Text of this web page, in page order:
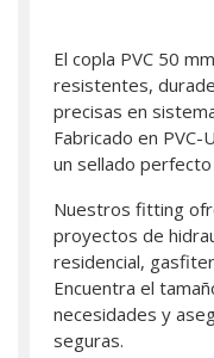
El copla PVC 50
resistentes,
precisas en
Fabricado en
un sellado
Nuestros fitting
proyectos de
residencial,
Encuentra el
necesidades y
seguras.